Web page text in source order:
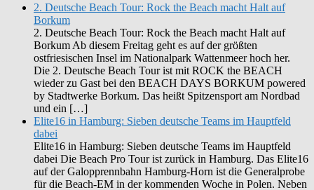
2. Deutsche Beach Tour: Rock the Beach macht Halt auf
Borkum
2. Deutsche Beach Tour: Rock the Beach macht Halt auf
Borkum Ab diesem Freitag geht es auf der größten
ostfriesischen Insel im Nationalpark Wattenmeer hoch her.
Die 2. Deutsche Beach Tour ist mit ROCK the BEACH
wieder zu Gast bei den BEACH DAYS BORKUM powered
by Stadtwerke Borkum. Das heißt Spitzensport am Nordbad
und ein […]
Elite16 in Hamburg: Sieben deutsche Teams im Hauptfeld
dabei
Elite16 in Hamburg: Sieben deutsche Teams im Hauptfeld
dabei Die Beach Pro Tour ist zurück in Hamburg. Das Elite16
auf der Galopprennbahn Hamburg-Horn ist die Generalprobe
für die Beach-EM in der kommenden Woche in Polen. Neben